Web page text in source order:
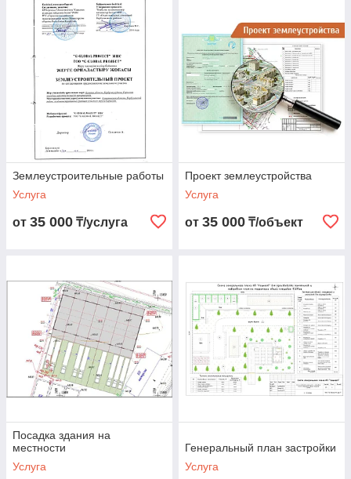
Землеустроительные работы
Услуга
от 35 000 ₸/услуга
Проект землеустройства
Услуга
от 35 000 ₸/объект
Посадка здания на
местности
Услуга
Генеральный план застройки
Услуга